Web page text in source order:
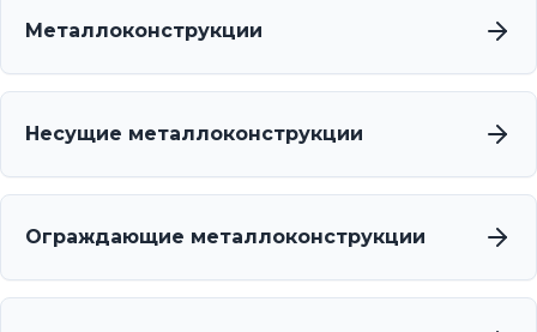
Металлоконструкции
Несущие металлоконструкции
Ограждающие металлоконструкции